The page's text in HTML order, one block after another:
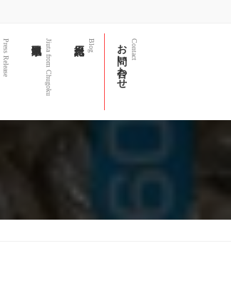
Press Release Jiuta from Chugoku Blog お問い合わせ Contact